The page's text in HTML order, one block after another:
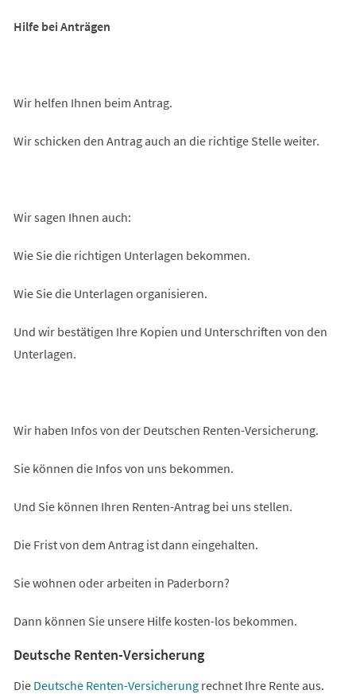
Hilfe bei Anträgen
Wir helfen Ihnen beim Antrag.
Wir schicken den Antrag auch an die richtige Stelle weiter.
Wir sagen Ihnen auch:
Wie Sie die richtigen Unterlagen bekommen.
Wie Sie die Unterlagen organisieren.
Und wir bestätigen Ihre Kopien und Unterschriften von den
Unterlagen.
Wir haben Infos von der Deutschen Renten-Versicherung.
Sie können die Infos von uns bekommen.
Und Sie können Ihren Renten-Antrag bei uns stellen.
Die Frist von dem Antrag ist dann eingehalten.
Sie wohnen oder arbeiten in Paderborn?
Dann können Sie unsere Hilfe kosten-los bekommen.
Deutsche Renten-Versicherung
Die Deutsche Renten-Versicherung
(Öffnet
rechnet Ihre Rente aus.